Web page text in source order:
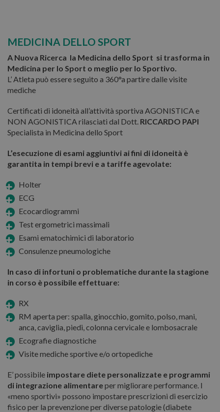
MEDICINA DELLO SPORT
A Nuova Ricerca la Medicina dello Sport si trasforma in
Medicina per lo Sport o meglio per lo Sportivo.
L’ Atleta può essere seguito a 360°a partire dalle visite
mediche
Certificati di idoneità all’attività sportiva AGONISTICA e
NON AGONISTICA rilasciati dal Dott. RICCARDO PAPI
Specialista in Medicina dello Sport
L’esecuzione di esami aggiuntivi ai fini di idoneità è
garantita in tempi brevi e a tariffe agevolate:
Holter
ECG
Ecocardiogrammi
Test ergometrici massimali
Esami ematochimici di laboratorio
Consulenze pneumologiche
In caso di infortuni o problematiche durante la stagione
in corso è possibile effettuare:
RX
RM aperta per: spalla, ginocchio, gomito, polso, mani,
anca, caviglia, piedi, colonna cervicale e lombosacrale
Ecografie diagnostiche
Visite mediche sportive e/o ortopediche
E’ possibile impostare diete personalizzate e programmi
di integrazione alimentareper migliorare performance. I
«meno sportivi» possono impostare prescrizioni di esercizio
fisico per la prevenzione per diverse patologie (diabete